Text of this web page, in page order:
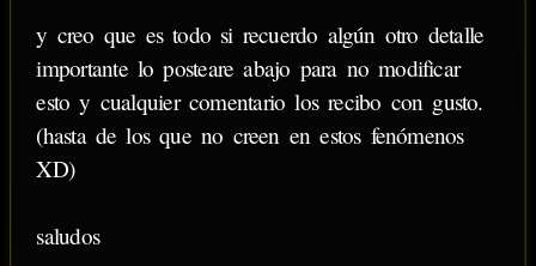
y creo que es todo si recuerdo algún otro detalle
importante lo posteare abajo para no modificar
esto y cualquier comentario los recibo con gusto.
(hasta de los que no creen en estos fenómenos
XD)
saludos